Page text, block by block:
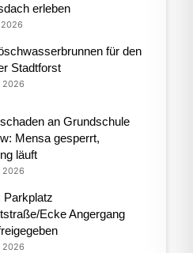
erleben
2026
für den
Stadtforst
2026
an Grundschule
Mensa gesperrt,
läuft
2026
Parkplatz
Ecke Angergang
2026